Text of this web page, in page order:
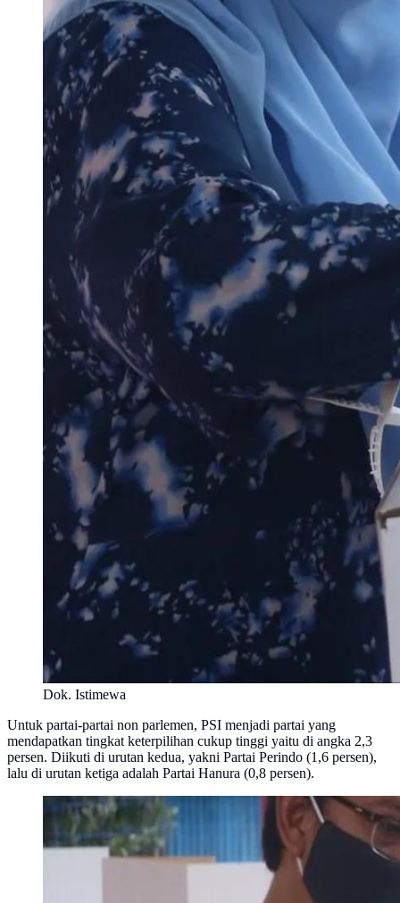
Dok. Istimewa
Untuk partai-partai non parlemen, PSI menjadi partai yang
mendapatkan tingkat keterpilihan cukup tinggi yaitu di angka 2,3
persen. Diikuti di urutan kedua, yakni Partai Perindo (1,6 persen),
lalu di urutan ketiga adalah Partai Hanura (0,8 persen).